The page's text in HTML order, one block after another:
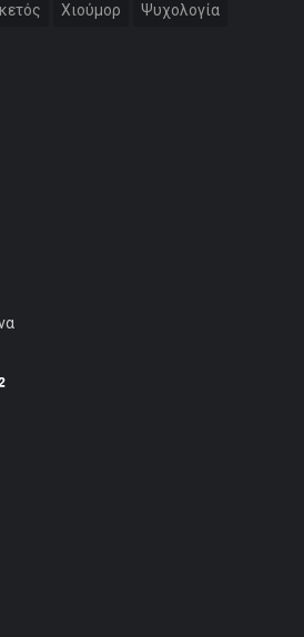
Χιούμορ Ψυχολογία